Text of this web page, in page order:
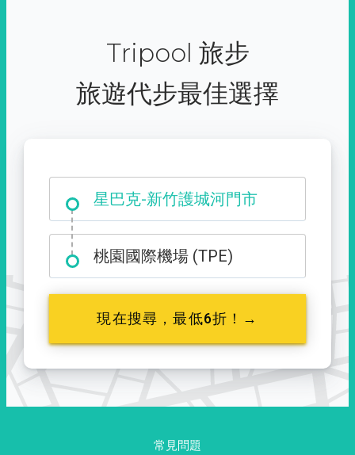
Tripool 旅步
旅遊代步最佳選擇
星巴克-新竹護城河門市
大霸尖山登山口
桃園國際機場 (TPE)
現在搜尋，最低6折！→
常見問題